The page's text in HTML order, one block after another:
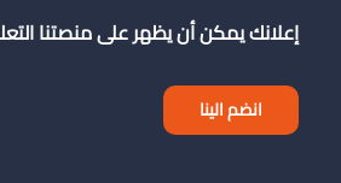
إعلانك يمكن أن يظهر على منصتنا
انضم الينا